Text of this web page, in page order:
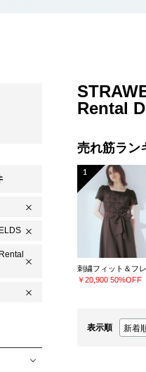
Rental
売れ筋ラン
1
￥20,900 50%OFF
表示順